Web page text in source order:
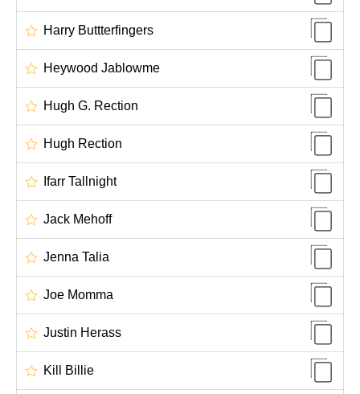
Harry Buttterfingers
Heywood Jablowme
Hugh G. Rection
Hugh Rection
Ifarr Tallnight
Jack Mehoff
Jenna Talia
Joe Momma
Justin Herass
Kill Billie